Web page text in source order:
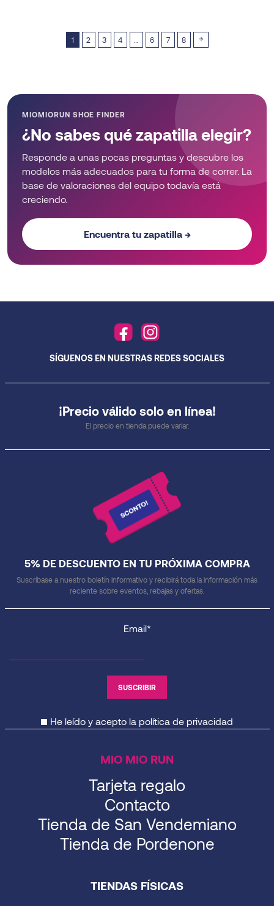
options
may
chosen
on
the
product
page
multiple
chosen
on
the
product
page
1 2 3 4 6 7 8 →
MIOMIORUN SHOE FINDER
¿No sabes qué zapatilla elegir?
Responde a unas pocas preguntas y descubre los
modelos más adecuados para tu forma de correr. La
base de valoraciones del equipo todavía está
creciendo.
Encuentra tu zapatilla →
¡Precio válido solo en línea!
El precio en tienda puede variar.
SÍGUENOS EN NUESTRAS REDES SOCIALES
5% DE DESCUENTO EN TU PRÓXIMA COMPRA
Suscríbase a nuestro boletín informativo y recibirá toda la información más
reciente sobre eventos, rebajas y ofertas.
Email*
He leído y acepto la política de privacidad
MIO MIO RUN
Tarjeta regalo
Contacto
Tienda de San Vendemiano
Tienda de Pordenone
TIENDAS FÍSICAS